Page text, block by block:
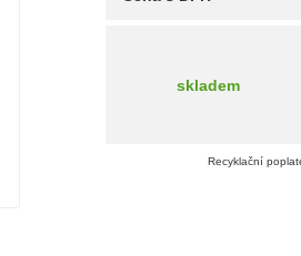
skladem
Recyklační